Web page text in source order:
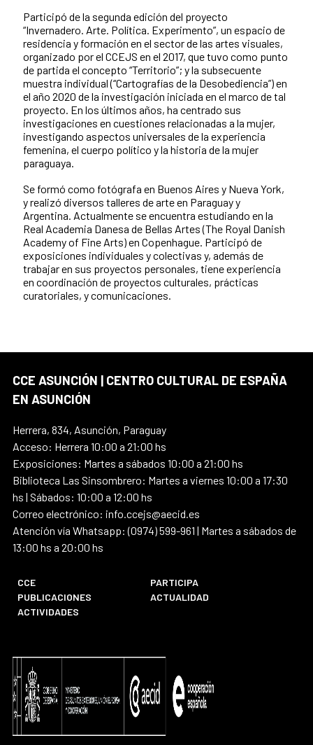
Participó de la segunda edición del proyecto
“Invernadero. Arte. Política. Experimento”, un espacio de
residencia y formación en el sector de las artes visuales,
organizado por el CCEJS en el 2017, que tuvo como punto
de partida el concepto “Territorio”; y la subsecuente
muestra individual (“Cartografías de la Desobediencia”) en
el año 2020 de la investigación iniciada en el marco de tal
proyecto. En los últimos años, ha centrado sus
investigaciones en cuestiones relacionadas a la mujer,
investigando aspectos universales de la experiencia
femenina, el cuerpo político y la historia de la mujer
paraguaya.
Se formó como fotógrafa en Buenos Aires y Nueva York,
y realizó diversos talleres de arte en Paraguay y
Argentina. Actualmente se encuentra estudiando en la
Real Academia Danesa de Bellas Artes (The Royal Danish
Academy of Fine Arts) en Copenhague. Participó de
exposiciones individuales y colectivas y, además de
trabajar en sus proyectos personales, tiene experiencia
en coordinación de proyectos culturales, prácticas
curatoriales, y comunicaciones.
CCE ASUNCIÓN | CENTRO CULTURAL DE ESPAÑA
EN ASUNCIÓN
Herrera, 834, Asunción, Paraguay
Acceso: Herrera 10:00 a 21:00 hs
Exposiciones: Martes a sábados 10:00 a 21:00 hs
Biblioteca Las Sinsombrero: Martes a viernes 10:00 a 17:30
hs | Sábados: 10:00 a 12:00 hs
Correo electrónico: info.ccejs@aecid.es
Atención vía Whatsapp: (0974) 599-961 | Martes a sábados de
13:00 hs a 20:00 hs
CCE
PARTICIPA
PUBLICACIONES
ACTUALIDAD
ACTIVIDADES